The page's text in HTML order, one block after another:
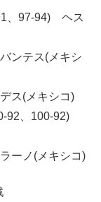
、97-94) ヘス
ンテス(メキシ
ス(メキシコ)
92、100-92)
ーノ(メキシコ)